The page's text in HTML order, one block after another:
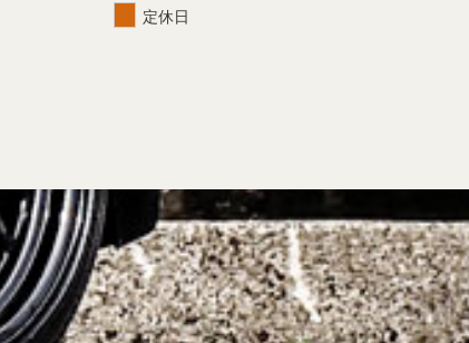
定休日